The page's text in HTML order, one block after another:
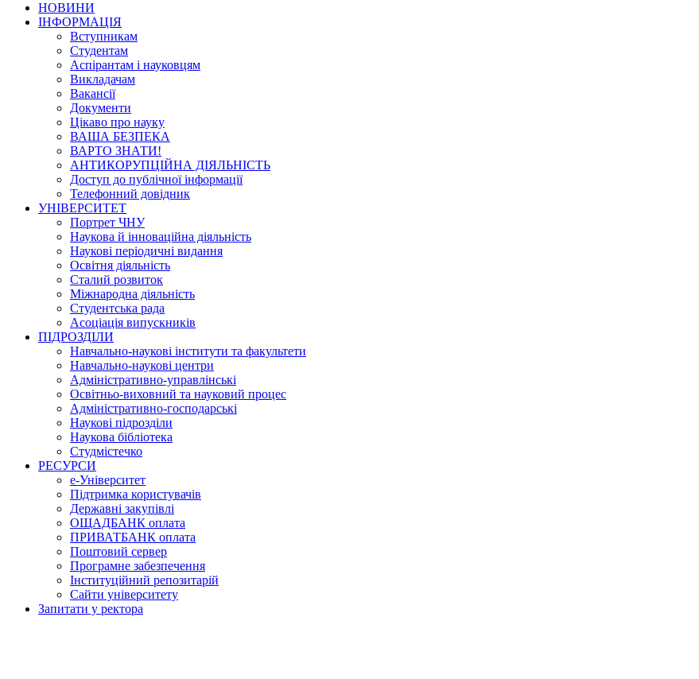
НОВИНИ
ІНФОРМАЦІЯ
Вступникам
Студентам
Аспірантам і науковцям
Викладачам
Вакансії
Документи
Цікаво про науку
ВАША БЕЗПЕКА
ВАРТО ЗНАТИ!
АНТИКОРУПЦІЙНА ДІЯЛЬНІСТЬ
Доступ до публічної інформації
Телефонний довідник
УНІВЕРСИТЕТ
Портрет ЧНУ
Наукова й інноваційна діяльність
Наукові періодичні видання
Освітня діяльність
Сталий розвиток
Міжнародна діяльність
Студентська рада
Асоціація випускників
ПІДРОЗДІЛИ
Навчально-наукові інститути та факультети
Навчально-наукові центри
Адміністративно-управлінські
Освітньо-виховний та науковий процес
Адміністративно-господарські
Наукові підрозділи
Наукова бібліотека
Студмістечко
РЕСУРСИ
е-Університет
Підтримка користувачів
Державні закупівлі
ОЩАДБАНК оплата
ПРИВАТБАНК оплата
Поштовий сервер
Програмне забезпечення
Інституційний репозитарій
Сайти університету
Запитати у ректора